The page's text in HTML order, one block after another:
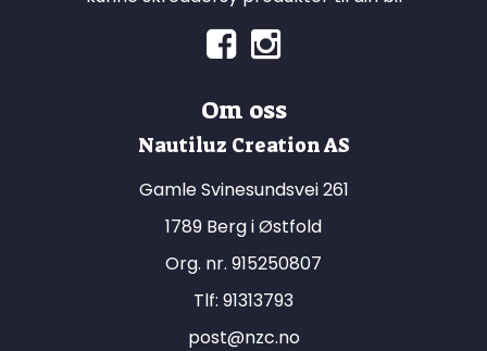
Om oss
Nautiluz Creation AS
Gamle Svinesundsvei 261
1789 Berg i Østfold
Org. nr. 915250807
Tlf: 91313793
post@nzc.no